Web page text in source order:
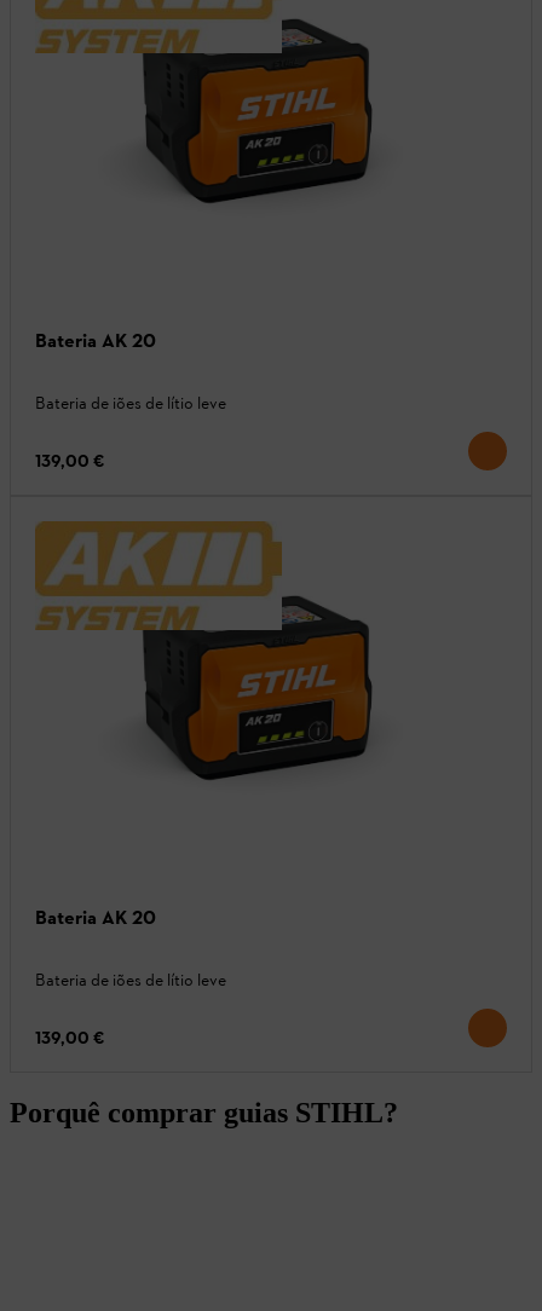
Bateria AK 20
Bateria de iões de lítio leve
139,00 €
Bateria AK 20
Bateria de iões de lítio leve
139,00 €
Porquê comprar guias STIHL?